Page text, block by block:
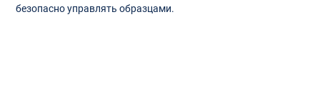
безопасно управлять образцами.